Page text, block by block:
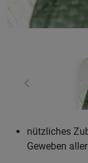
Zurück
nützliches
Geweben